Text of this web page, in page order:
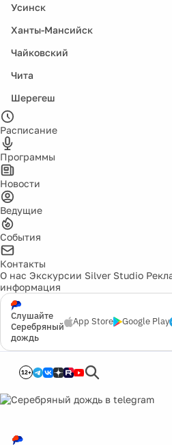
Усинск
Ханты-Мансийск
Чайковский
Чита
Шерегеш
Расписание
Программы
Новости
Ведущие
События
Контакты
О нас Экскурсии Silver Studio
информация
Слушайте
Серебряный
дождь
App Store Google Play
12+